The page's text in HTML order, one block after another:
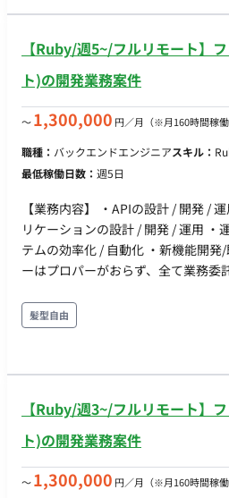
クト全体を俯瞰した技術判断が求
お客様との折衝・合意形成・プロジ
務（支援内容）] ▼AI Agent・生成
を活用した新機能の企画、要件整
Agentのユースケース検討、ワーク
よび評価・改善 - LLM、RAG、
ク等の技術調査・比較・選定 - AI
の生成AIを活用した開発効率化・
据えた新技術の調査・検証・導入
チームのリーダーとして、メンバー
技術支援を実施 - AI Agent開発を
整、課題管理、チーム間連携を推
- プロジェクト状況に応じて、
の開発・性能改善・運用を担当 -
理改善、コスト最適化 - AI Agent
したデータ活用方式の検討 ▼技術
を中心とした新たな課題について、
クチャ検討・実現方針策定を主体
方式にとらわれず、顧客価値・実現
ースプラットフォーム、在庫管理シ
Reliability Engineering (SRE) の文
ームを新規に立ち上げ、育成する。
実行。 CI/CDの推進 - 開発部門（アプリチーム）と密接に連携
プラインの導入と最適化を推進。 -
テストの効率化、リードタイムの短
ンフラのコスト管理と最適化、およ
関するポリシー策定とガバナンス強化を推進。
- 最新のクラウド技術やツールを評
なソリューションを積極的に導入。 チームマネジメント - シス
テムインフラチーム（エンジニア、
の採用、育成、リーダーシップ。 -
理および目標設定、クロスファン
サイバーセキュリティ戦略の立案
ール、侵入検知システム、定期監査） 予算管理とベンダー管理
- ITインフラ関連の予算策定とコスト
ィーベンダー（ディストリビュータ
ど）、サードパーティベンダー（ク
【Ruby/週5~/フルリモート】
ト)の開発業務案件
〜1,300,000 円／月 （※月160時間稼
職種： バックエンドエンジニアスキル：
最低稼働日数： 週5日
【業務内容】 ・APIの設計 / 開発 /
リケーションの設計 / 開発 / 運用 ・
テムの効率化 / 自動化 ・新機能開
ーはプロパーがおらず、全て業務委
レームワーク: Ruby on Rails データ
/ BigQuery インフラ基盤: AWS /
術: Docker / Amazon ECS 構成管
Actions / AWS CodeBuild 監視:
フレームワーク： React(Next) ・UI
CSS ・インフラ基盤: Vercel ・クラ
髪型自由
【Ruby/週3~/フルリモート】
ト)の開発業務案件
〜1,300,000 円／月 （※月160時間稼